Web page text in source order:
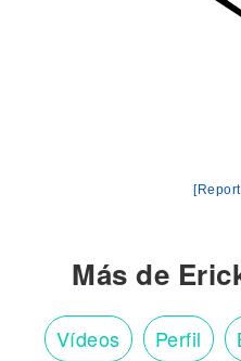
Más de
Vídeos Perfil